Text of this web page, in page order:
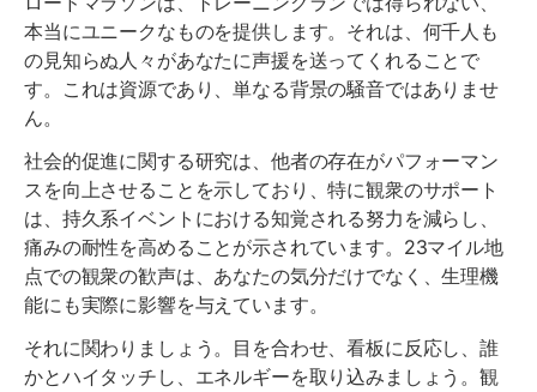
本当にユニークなものを提供します。それは、何千人も
の見知らぬ人々があなたに声援を送ってくれることで
す。これは資源であり、単なる背景の騒音ではありませ
ん。
社会的促進に関する研究は、他者の存在がパフォーマン
スを向上させることを示しており、特に観衆のサポート
は、持久系イベントにおける知覚される努力を減らし、
痛みの耐性を高めることが示されています。23マイル地
点での観衆の歓声は、あなたの気分だけでなく、生理機
能にも実際に影響を与えています。
それに関わりましょう。目を合わせ、看板に反応し、誰
かとハイタッチし、エネルギーを取り込みましょう。観